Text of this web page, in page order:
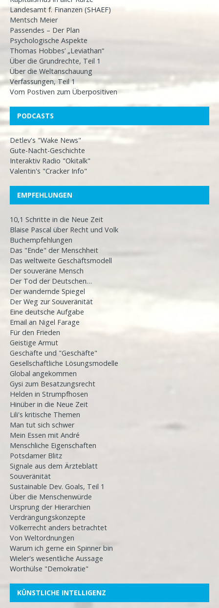
Landesamt f. Finanzen (SHAEF)
Mentsch Meier
Passendes – Der Plan
Psychologische Aspekte
Thomas Hobbes’ „Leviathan“
Über die Grundrechte, Teil 1
Über die Weltanschauung
Verfassungen, Teil 1
Vom Postiven zum Überpositiven
PODCASTS
Detlev's "Wake News"
Gute-Nacht-Geschichte
Interaktiv Radio "Okitalk"
Valentin's "Cracker Info"
EMPFEHLUNGEN
10,1 Schritte in die Neue Zeit
Blaise Pascal über Recht und Volk
Buchempfehlungen
Das "Ende" der Menschheit
Das weltweite Geschäftsmodell
Der souveräne Mensch
Der Tod der Deutschen…
Der wandernde Spiegel
Der Weg zur Souveränität
Eine deutsche Aufgabe
Email an Nigel Farage
Für den Frieden
Geistige Armut
Geschäfte und "Geschäfte"
Gesellschaftliche Lösungsmodelle
Global angekommen
Gysi zum Besatzungsrecht
Helden in Strumpfhosen
Hinüber in die Neue Zeit
Lili's kritische Themen
Man tut sich schwer
Mein Essen mit André
Menschliche Eigenschaften
Potsdamer Blitz
Signale aus dem Ärzteblatt
Souveränität
Sustainable Dev. Goals, Teil 1
Über die Menschenwürde
Ursprung der Hierarchien
Verdrängungskonzepte
Völkerrecht anders betrachtet
Von Weltordnungen
Warum ich gerne ein Spinner bin
Wieler's wesentliche Aussage
Worthülse "Demokratie"
KÜNSTLICHE INTELLIGENZ